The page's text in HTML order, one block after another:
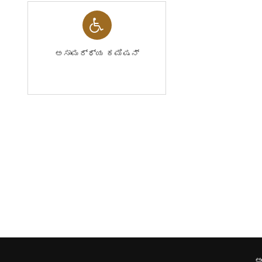
ಅಸಾಮರ್ಥ್ಯ ಕಮಿಷನ್